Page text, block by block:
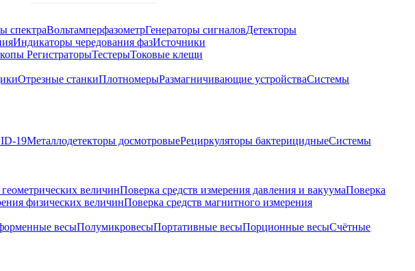
спектраВольтамперфазометрГенераторы сигналовДетекторы
Индикаторы чередования фазИсточники
РегистраторыТестерыТоковые клещи
Отрезные станкиПлотномерыРазмагничивающие устройстваСистемы
19Металлодетекторы досмотровыеРециркуляторы бактерицидныеСистемы
величинПоверка средств измерения давления и вакуумаПоверка
физических величинПоверка средств магнитного измерения
весыПолумикровесыПортативные весыПорционные весыСчётные